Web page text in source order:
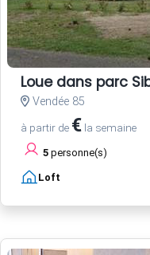
Loue dans parc
Vendée 85
à partir de € la semaine
5 personne(s)
Loft